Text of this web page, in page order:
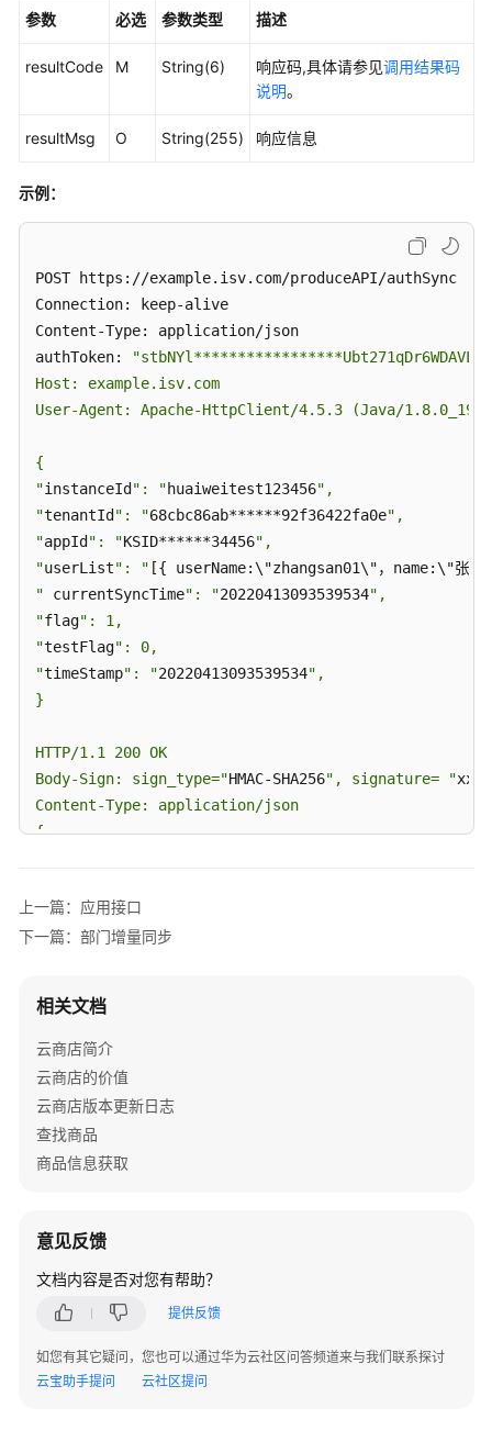
方
联
营
KIT
与
技
案
V2.0
联
营
类
商
与
技
术
方
案
说
令
基
础
参数 必选 参数类型 描述
resultCode M String(6) 响应码,具体请参见调用结果码
说明。
resultMsg O String(255) 响应信息
示例：
POST https://example.isv.com/produceAPI/authSync
Connection: keep-alive
Content-Type: application/json
authToken:
Host: example.isv.com
User-Agent: Apache-HttpClient/4.5.3 (Java/1.8.0_191)
{
"instanceId ": "huaiweitest123456",
"tenantId ": "68cbc86ab******92f36422fa0e",
"appId ": "KSID******34456",
"userList": " [{ userName:\"zhangsan01\"，name:\"
" currentSyncTime": "20220413093539534",
"flag": 1,
"testFlag": 0,
"timeStamp": "20220413093539534",
}
HTTP/1.1 200 OK
Body-Sign: sign_type="HMAC-SHA256", signature= "
Content-Type: application/json
{
}
上一篇：应用接口
下一篇：部门增量同步
相关文档
云商店简介
云商店的价值
云商店版本更新日志
查找商品
商品信息获取
意见反馈
文档内容是否对您有帮助？
提供反馈
如您有其它疑问，您也可以通过华为云社区问答频道来与我们联系探讨
云宝助手提问
云社区提问